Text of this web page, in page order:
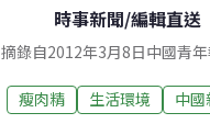
時事新聞/編輯直送
摘錄自2012年3月8日中國青
瘦肉精 生活環境 中